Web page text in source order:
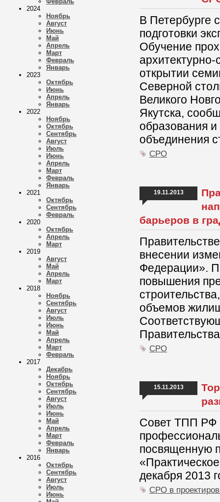
2024
Ноябрь
Август
Июнь
Май
Апрель
Март
Февраль
Январь
2023
Октябрь
Июнь
Апрель
Январь
2022
Ноябрь
Октябрь
Сентябрь
Август
Июль
Июнь
Апрель
Март
Февраль
Январь
2021
Октябрь
Сентябрь
Февраль
2020
Октябрь
Апрель
Март
2019
Август
Май
Апрель
Март
2018
Ноябрь
Сентябрь
Август
Июль
Июнь
Май
Апрель
Март
Февраль
2017
Декабрь
Ноябрь
Октябрь
Сентябрь
Август
Июль
Июнь
Май
Апрель
Март
Февраль
Январь
2016
Октябрь
Сентябрь
Август
Июль
Июнь
В Петербурге
подготовки
Обучение
открытии
Северной
Великого
Якутска,
образования
объединения
СРО
19.11.2013
барьеров в
внесении
Федерации».
повышения
объемов
СРО
15.11.2013
Совет ТПП РФ
посвященную
декабря 2013
СРО в